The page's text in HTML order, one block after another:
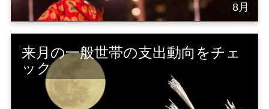
8月
来月の一般世帯の支出動向をチェ
ック